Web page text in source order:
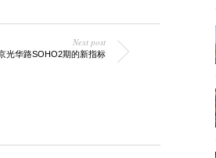
Next post
华路SOHO2期的新指标